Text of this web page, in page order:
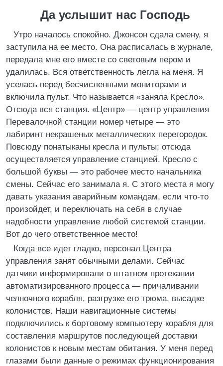
Да услышит нас Господь
Утро началось спокойно. Джонсон сдала смену, я
заступила на ее место. Она расписалась в журнале,
передала мне его вместе со световым пером и
удалилась. Вся ответственность легла на меня. Я
уселась перед бесчисленными мониторами и
включила пульт. Что называется «заняла Кресло».
Отсюда вся станция. «Центр» — центр управления
Перевалочной станции номер четыре — это
лабиринт некрашеных металлических перегородок.
Повсюду понатыканы кресла и пульты; отсюда
осуществляется управление станцией. Кресло с
большой буквы — это рабочее место начальника
смены. Сейчас его занимала я. С этого места я могу
давать указания аварийным командам, если что-то
произойдет, и переключать на себя в случае
надобности управление любой системой станции.
Вот до чего ответственное место!
Когда все идет гладко, персонал Центра
управления занят обычными делами. Сейчас
датчики информировали о штатном протекании
автоматизированного процесса — причаливании
челночного корабля, разгрузке его трюма, высадке
колонистов. Наши навигационные системы
подключились к бортовому компьютеру корабля для
составления маршрутов последующей доставки
колонистов к новым местам обитания. У меня перед
глазами были данные о режимах функционирования